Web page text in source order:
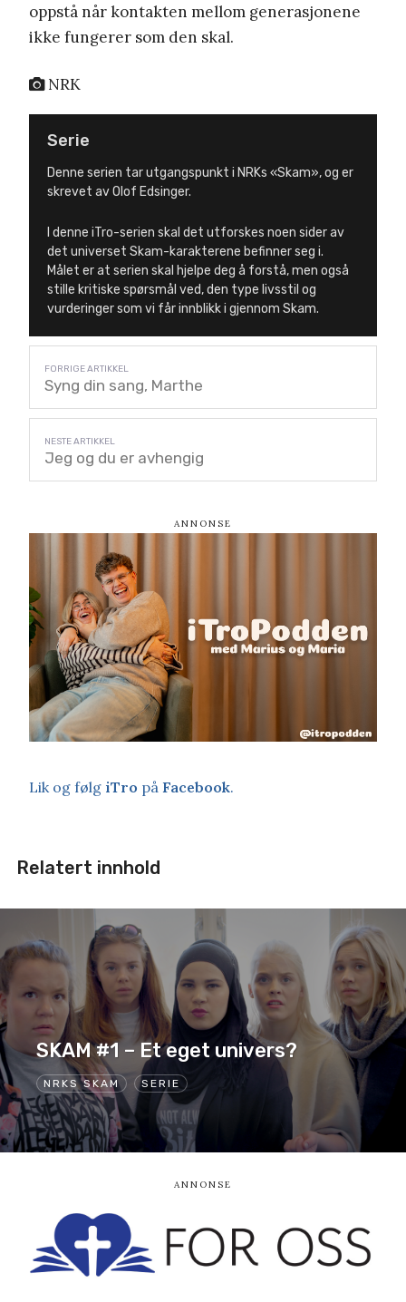
oppstå når kontakten mellom generasjonene
ikke fungerer som den skal.
NRK
Serie
Denne serien tar utgangspunkt i NRKs «Skam», og er
skrevet av Olof Edsinger.
I denne iTro-serien skal det utforskes noen sider av
det universet Skam-karakterene befinner seg i.
Målet er at serien skal hjelpe deg å forstå, men også
stille kritiske spørsmål ved, den type livsstil og
vurderinger som vi får innblikk i gjennom Skam.
Syng din sang, Marthe
Jeg og du er avhengig
Lik og følg iTro på Facebook.
Relatert innhold
NRKS SKAM SERIE
SKAM #1 – Et eget univers?